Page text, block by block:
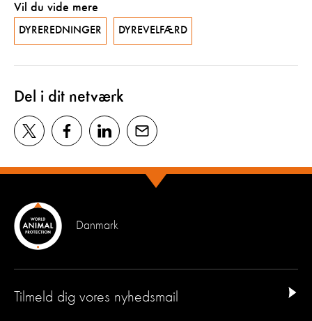
Vil du vide mere
DYREREDNINGER DYREVELFÆRD
Del i dit netværk
Danmark
Tilmeld dig vores nyhedsmail